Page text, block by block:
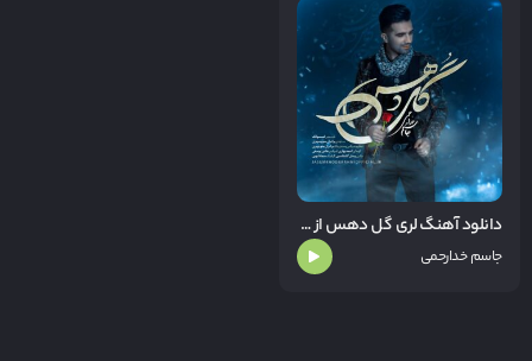
دانلود آهنگ لری گل دهس از جاسم خدارحمی
جاسم خدارحمی